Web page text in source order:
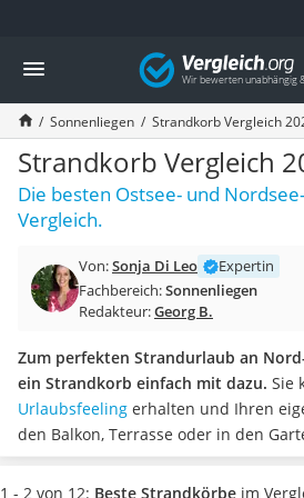
Die beliebtesten Vergleiche nach
Baumarkt
Tresor feuerfest
Makita-Akku-Rasenmäher
Kappsäge
Smartes Türschloss
Akku-Rasentrimmer
Feuchtigkeitsmessgerät
Split-Klimaanlage 2 Innengeräte
Pelletofen
Bohrmaschine
Fliesenschneider
Hochdruckreiniger
Doppelschleifer
Überwachungskamera
Benzinrasenmäher mit Elektrostart
Akku-Laubsauger
Vergleich
Sonnenliegen Strandkorb Vergleich
Strandkorb Vergleich
Die besten Ostsee- und
Vergleich.
Von:Sonja Di Leo
Expertin
Fachbereich:Sonnenliegen
Redakteur:Georg B.
Zum perfekten Strandurlaub an
ein Strandkorb einfach mit dazu. Sie
Urlaubsfeeling erhalten und Ihren
den Balkon, Terrasse oder in den
lieber an die Nord- oder Ostsee?
Meere unterscheiden, so
1 - 2 von 12: Beste Strandkörbe im